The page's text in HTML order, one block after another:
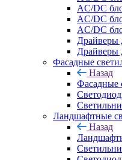
AC/DC
AC/DC
AC/DC
Драйверы
Драйверы
Фасадные
Назад
Фасадные
Ландшафтные
Назад